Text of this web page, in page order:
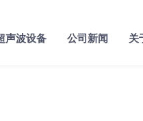
声波设备 公司新闻 关